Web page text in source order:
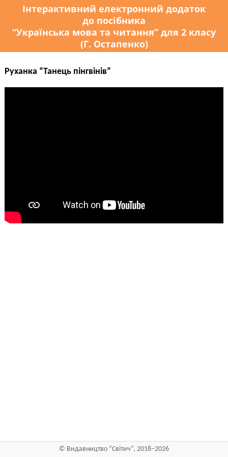
Інтерактивний електронний додаток
до посібника
“Українська мова та читання” для 2 класу
(Г. Остапенко)
Руханка “Танець пінгвінів”
© Видавництво “Світич”, 2018–2026